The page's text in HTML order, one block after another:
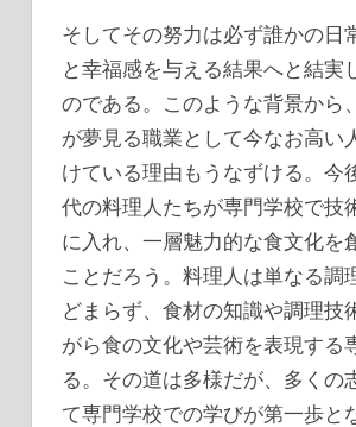
そしてその努力は必ず誰かの日
と幸福感を与える結果へと結実
のである。このような背景から
が夢見る職業として今なお高い
けている理由もうなずける。今
代の料理人たちが専門学校で技
に入れ、一層魅力的な食文化を
ことだろう。料理人は単なる調
どまらず、食材の知識や調理技
がら食の文化や芸術を表現する
る。その道は多様だが、多くの
て専門学校での学びが第一歩と